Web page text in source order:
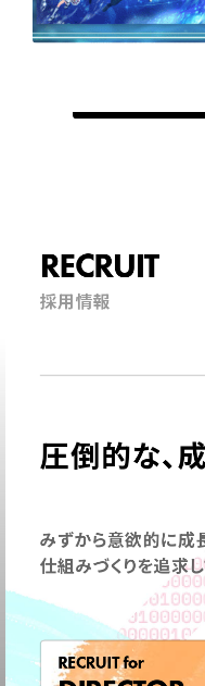
RECRUIT
採用情報
圧倒的な、
みずから意欲的に成
仕組みづくりを追求し
RECRUIT for